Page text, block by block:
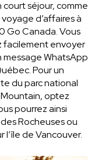
court séjour, comme
d’affaires à
Go Canada. Vous
facilement envoyer
message WhatsApp
Pour un
du parc national
optez
pourrez ainsi
Rocheuses ou
l’île de Vancouver.